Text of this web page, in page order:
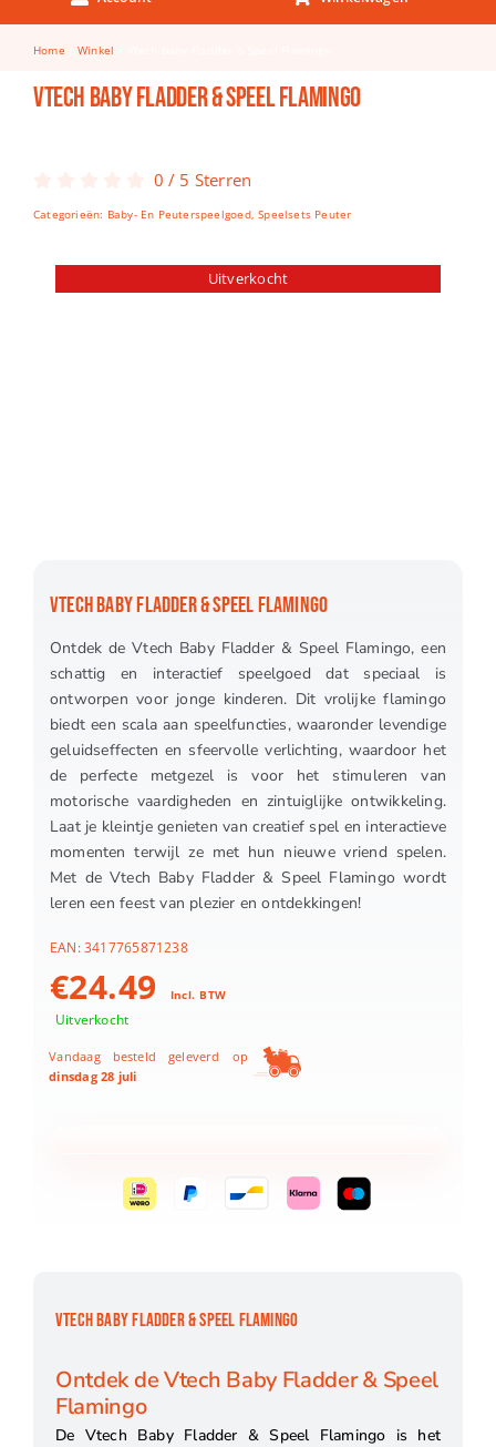
Keuken & Tafelen
Kinderfietsen
Knutselen
Spellen
Puzzels
Home Winkel
Vtech Baby Fladder & Speel Flamingo
0 / 5 Sterren
Categorieën: Baby- En Peuterspeelgoed,Speelsets Peuter
Uitverkocht
VTECH BABY FLADDER & SPEEL FLAMINGO
Ontdek de Vtech Baby Fladder & Speel Flamingo, een
schattig en interactief speelgoed dat speciaal is
ontworpen voor jonge kinderen. Dit vrolijke flamingo
biedt een scala aan speelfuncties, waaronder levendige
geluidseffecten en sfeervolle verlichting, waardoor het
de perfecte metgezel is voor het stimuleren van
motorische vaardigheden en zintuiglijke ontwikkeling.
Laat je kleintje genieten van creatief spel en interactieve
momenten terwijl ze met hun nieuwe vriend spelen.
Met de Vtech Baby Fladder & Speel Flamingo wordt
leren een feest van plezier en ontdekkingen!
EAN:3417765871238
€24.49 Incl. BTW
Uitverkocht
Vandaag besteld geleverd op
dinsdag 28 juli
VTECH BABY FLADDER & SPEEL FLAMINGO
Ontdek de Vtech Baby Fladder & Speel
Flamingo
De Vtech Baby Fladder & Speel Flamingo is het